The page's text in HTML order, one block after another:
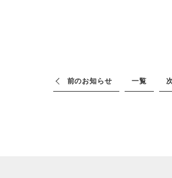
前のお知らせ 一覧